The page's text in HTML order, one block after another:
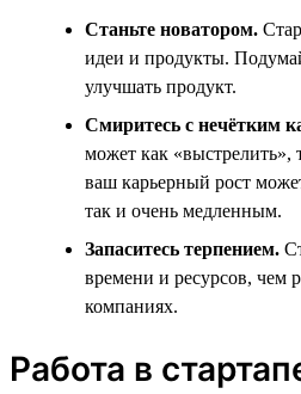
Станьте новатором.
идеи и продукты.
улучшать продукт.
Смиритесь с нечётким
может как «выстрелить»,
ваш карьерный рост
так и очень медленным.
Запаситесь терпением.
времени и ресурсов, чем
компаниях.
Работа в